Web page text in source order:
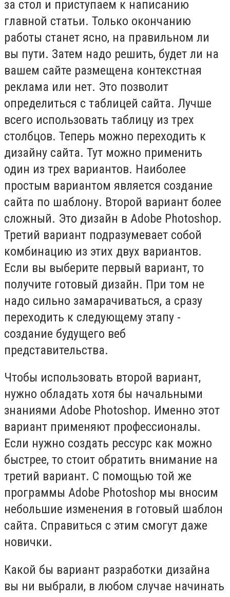
за стол и приступаем к написанию
главной статьи. Только окончанию
работы станет ясно, на правильном ли
вы пути. Затем надо решить, будет ли на
вашем сайте размещена контекстная
реклама или нет. Это позволит
определиться с таблицей сайта. Лучше
всего использовать таблицу из трех
столбцов. Теперь можно переходить к
дизайну сайта. Тут можно применить
один из трех вариантов. Наиболее
простым вариантом является создание
сайта по шаблону. Второй вариант более
сложный. Это дизайн в Adobe Photoshop.
Третий вариант подразумевает собой
комбинацию из этих двух вариантов.
Если вы выберите первый вариант, то
получите готовый дизайн. При том не
надо сильно замарачиваться, а сразу
переходить к следующему этапу -
создание будущего веб
представительства.
Чтобы использовать второй вариант,
нужно обладать хотя бы начальными
знаниями Adobe Photoshop. Именно этот
вариант применяют профессионалы.
Если нужно создать рессурс как можно
быстрее, то стоит обратить внимание на
третий вариант. С помощью той же
программы Adobe Photoshop мы вносим
небольшие изменения в готовый шаблон
сайта. Справиться с этим смогут даже
новички.
Какой бы вариант разработки дизайна
вы ни выбрали, в любом случае начинать